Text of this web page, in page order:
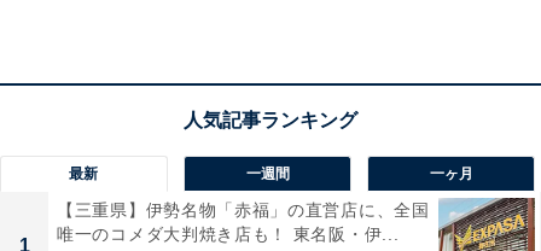
最新 一週間 一ヶ月
1
【三重県】伊勢名物「赤福」の直営店に、全国
唯一のコメダ大判焼き店も！ 東名阪・伊...